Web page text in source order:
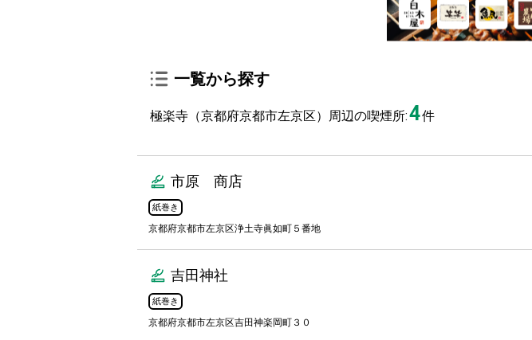
一覧から探す
極楽寺（京都府京都市左京区）周辺の喫煙所:4件
市原 商店
紙巻き
京都府京都市左京区浄土寺眞如町５番地
吉田神社
紙巻き
京都府京都市左京区吉田神楽岡町３０